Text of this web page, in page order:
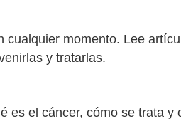
cualquier momento. Lee
y tratarlas.
es el cáncer, cómo se trata y